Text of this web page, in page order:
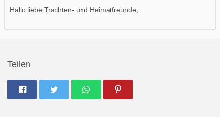
Hallo liebe Trachten- und Heimatfreunde,
Teilen